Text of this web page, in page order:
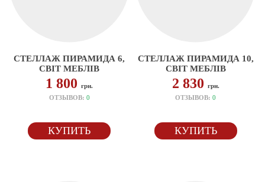
СТЕЛЛАЖ ПИРАМИДА 6,
СВІТ МЕБЛІВ
1 800грн.
ОТЗЫВОВ: 0
КУПИТЬ
СТЕЛЛАЖ ПИРАМИДА 10,
СВІТ МЕБЛІВ
2 830 грн.
ОТЗЫВОВ:0
КУПИТЬ